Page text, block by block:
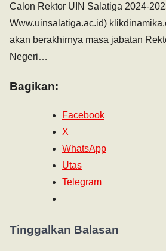
Calon Rektor UIN Salatiga 2024-
Www.uinsalatiga.ac.id)
akan berakhirnya masa jabatan
Negeri…
Bagikan:
Facebook
X
WhatsApp
Utas
Telegram
Tinggalkan Balasan